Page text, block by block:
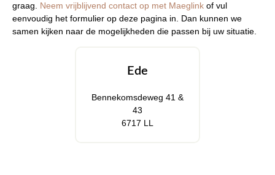
graag. Neem vrijblijvend contact op met Maeglink of vul
eenvoudig het formulier op deze pagina in. Dan kunnen we
samen kijken naar de mogelijkheden die passen bij uw situatie.
Ede
Bennekomsdeweg 41 &
43
6717 LL